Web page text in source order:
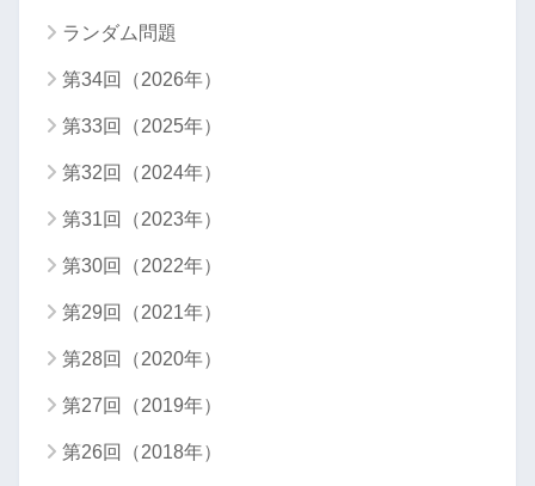
ランダム問題
第34回（2026年）
第33回（2025年）
第32回（2024年）
第31回（2023年）
第30回（2022年）
第29回（2021年）
第28回（2020年）
第27回（2019年）
第26回（2018年）